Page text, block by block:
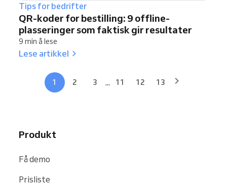
Tips for bedrifter
QR-koder for bestilling: 9 offline-
plasseringer som faktisk gir resultater
9 min å lese
Lese artikkel
1 2 3 ... 11 12 13
Produkt
Få demo
Prisliste